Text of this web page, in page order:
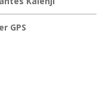
GPS